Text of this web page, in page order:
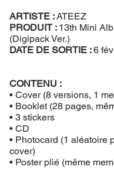
ARTISTE :ATEEZ
PRODUIT : 13th Mini
(Digipack Ver.)
DATE DE SORTIE :6
CONTENU :
• Cover (8 versions, 1
• Booklet (28 pages,
• 3 stickers
• CD
• Photocard (1 aléatoire
cover)
• Poster plié (même